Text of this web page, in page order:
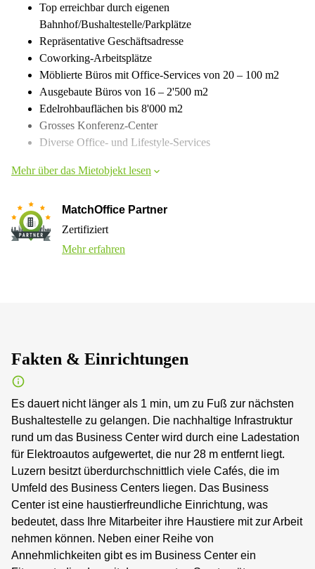
Top erreichbar durch eigenen
Bahnhof/Bushaltestelle/Parkplätze
Repräsentative Geschäftsadresse
Coworking-Arbeitsplätze
Möblierte Büros mit Office-Services von 20 – 100 m2
Ausgebaute Büros von 16 – 2'500 m2
Edelrohbauflächen bis 8'000 m2
Grosses Konferenz-Center
Diverse Office- und Lifestyle-Services
Mehr über das Mietobjekt lesen
MatchOffice Partner
Zertifiziert
Mehr erfahren
Fakten & Einrichtungen
Es dauert nicht länger als 1 min, um zu Fuß zur nächsten
Bushaltestelle zu gelangen. Die nachhaltige Infrastruktur
rund um das Business Center wird durch eine Ladestation
für Elektroautos aufgewertet, die nur 28 m entfernt liegt.
Luzern besitzt überdurchschnittlich viele Cafés, die im
Umfeld des Business Centers liegen. Das Business
Center ist eine haustierfreundliche Einrichtung, was
bedeutet, dass Ihre Mitarbeiter ihre Haustiere mit zur Arbeit
nehmen können. Neben einer Reihe von
Annehmlichkeiten gibt es im Business Center ein